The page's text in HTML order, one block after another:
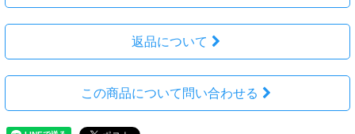
返品について
この商品について問い合わせる